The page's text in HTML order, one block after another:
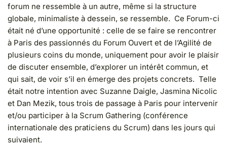
forum ne ressemble à un autre, même si la structure
globale, minimaliste à dessein, se ressemble. Ce Forum-ci
était né d’une opportunité : celle de se faire se rencontrer
à Paris des passionnés du Forum Ouvert et de l’Agilité de
plusieurs coins du monde, uniquement pour avoir le plaisir
de discuter ensemble, d’explorer un intérêt commun, et
qui sait, de voir s’il en émerge des projets concrets. Telle
était notre intention avec Suzanne Daigle, Jasmina Nicolic
et Dan Mezik, tous trois de passage à Paris pour intervenir
et/ou participer à la Scrum Gathering (conférence
internationale des praticiens du Scrum) dans les jours qui
suivaient.